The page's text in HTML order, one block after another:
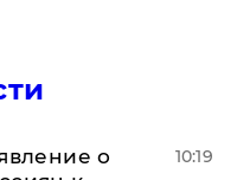
о
10:19